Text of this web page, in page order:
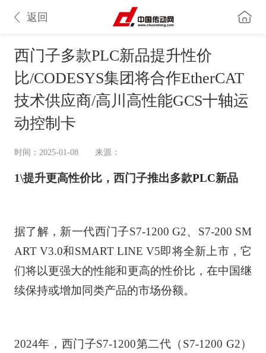
返回
西门子多款PLC新品提升性价
比/CODESYS集团将合作EtherCAT
技术供应商/高川高性能GCS十轴运
动控制卡
时间：2025-01-08 来源：
1\提升更高性价比，西门子推出多款PLC新品
据了解，新一代西门子S7-1200 G2、S7-200 SM
ART V3.0和SMART LINE V5即将全新上市，它
们将以更强大的性能和更高的性价比，在中国继
续保持或增加同类产品的市场份额。
2024年，西门子S7-1200第二代（S7-1200 G2）